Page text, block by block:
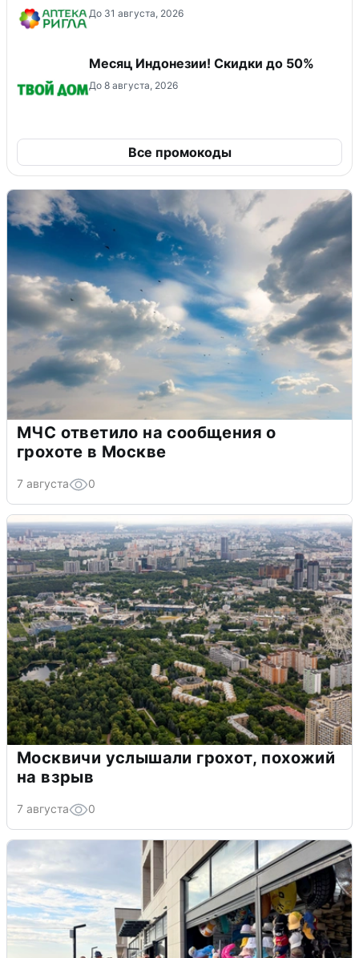
До 31 августа, 2026
Месяц Индонезии! Скидки до 50%
До 8 августа, 2026
Все промокоды
МЧС ответило на сообщения о
грохоте в Москве
7 августа 0
Москвичи услышали грохот, похожий
на взрыв
7 августа 0